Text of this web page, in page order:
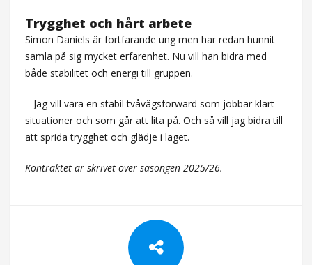
Trygghet och hårt arbete
Simon Daniels är fortfarande ung men har redan hunnit
samla på sig mycket erfarenhet. Nu vill han bidra med
både stabilitet och energi till gruppen.
– Jag vill vara en stabil tvåvägsforward som jobbar klart
situationer och som går att lita på. Och så vill jag bidra till
att sprida trygghet och glädje i laget.
Kontraktet är skrivet över säsongen 2025/26.